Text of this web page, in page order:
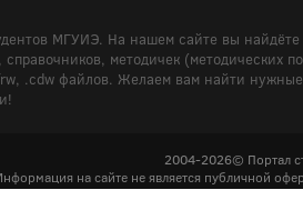
МГУИЭ. На нашем сайте вы
методичек (методических
.cdw файлов. Желаем вам найти
2004-2026© Портал
на сайте не является публичной